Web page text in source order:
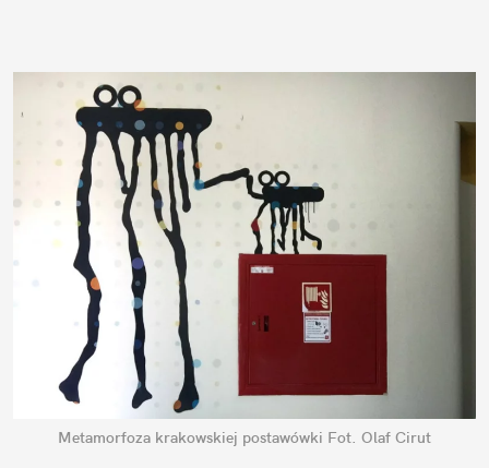
Metamorfoza krakowskiej postawówki Fot. Olaf Cirut